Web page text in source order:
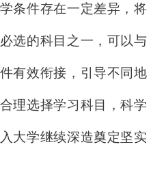
条件存在一定差异，将
选的科目之一，可以与
有效衔接，引导不同地
理选择学习科目，科学
大学继续深造奠定坚实